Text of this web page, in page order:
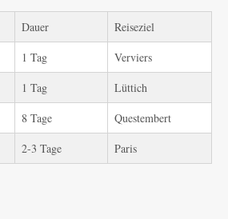
Dauer
Reiseziel
1 Tag
Verviers
1 Tag
Lüttich
8 Tage
Questembert
2-3 Tage Paris